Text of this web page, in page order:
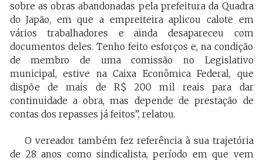
sobre as obras abandonadas pela prefeitura da Quadra
do Japão, em que a empreiteira aplicou calote em
vários trabalhadores e ainda desapareceu com
documentos deles. Tenho feito esforços e, na condição
de membro de uma comissão no Legislativo
municipal, estive na Caixa Econômica Federal, que
dispõe de mais de R$ 200 mil reais para dar
continuidade a obra, mas depende de prestação de
contas dos repasses já feitos”, relatou.
O vereador também fez referência à sua trajetória
de 28 anos como sindicalista, período em que vem